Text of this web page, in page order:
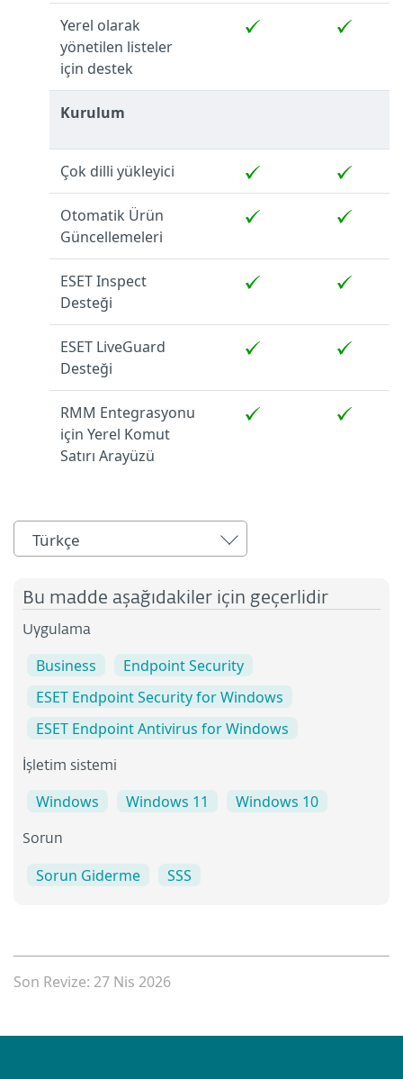
Yerel olarak
yönetilen listeler
için destek
Kurulum
Çok dilli yükleyici
Otomatik Ürün
Güncellemeleri
ESET Inspect
Desteği
ESET LiveGuard
Desteği
RMM Entegrasyonu
için Yerel Komut
Satırı Arayüzü
Türkçe
Bu madde aşağıdakiler için geçerlidir
Uygulama
Business
Endpoint Security
ESET Endpoint Security for Windows
ESET Endpoint Antivirus for Windows
İşletim sistemi
Windows Windows 11 Windows 10
Sorun
Sorun Giderme SSS
Son Revize: 27 Nis 2026